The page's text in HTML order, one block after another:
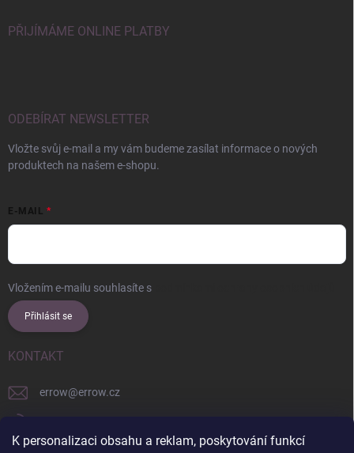
K personalizaci obsahu a reklam, poskytování funkcí
PŘIJÍMÁME ONLINE PLATBY
ODEBÍRAT NEWSLETTER
Vložte svůj e-mail a my vám budeme zasílat informace o nových
produktech na našem e-shopu.
E-MAIL
Vložením e-mailu souhlasíte s
Přihlásit se
KONTAKT
errow@errow.cz